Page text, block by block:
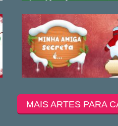
MAIS ARTES PARA